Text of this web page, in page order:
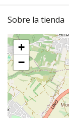
Sobre la tienda
+
−